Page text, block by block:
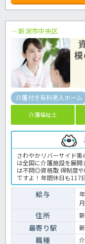
新潟市中央区
介護付き有料老人ホーム
介護福祉士
さわやかリバーサイド
は全国に介護施設を展
は不問◎資格取 得制度
ですよ！年間休日も117
能な環境になります☆定
以降も条件面は変わら
る方は是非ほっ介護ま
介護業務全般です。＜
給与
住所
最寄り駅
職種